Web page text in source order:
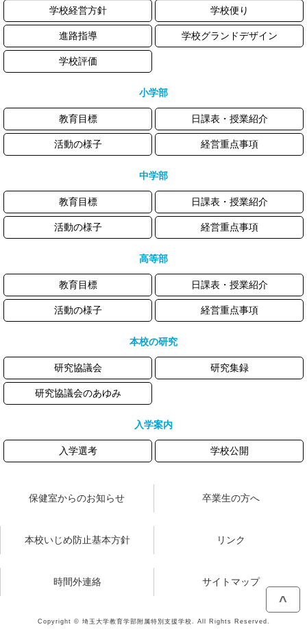
学校経営方針 学校便り
進路指導 学校グランドデザイン
学校評価
小学部
教育目標 日課表・授業紹介
活動の様子 経営重点事項
中学部
教育目標 日課表・授業紹介
活動の様子 経営重点事項
高等部
教育目標 日課表・授業紹介
活動の様子 経営重点事項
本校の研究
研究協議会 研究集録
研究協議会のあゆみ
入学案内
入学選考 学校公開
保健室からのお知らせ 卒業生の方へ
本校いじめ防止基本方針 リンク
時間外連絡 サイトマップ
Copyright © 埼玉大学教育学部附属特別支援学校. All Rights Reserved.
^